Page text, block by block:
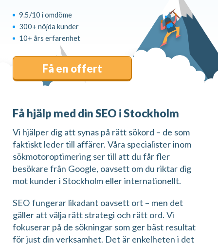
9.5/10 i omdöme
300+ nöjda kunder
10+ års erfarenhet
Få en offert
Få hjälp med din SEO i Stockholm
Vi hjälper dig att synas på rätt sökord – de som
faktiskt leder till affärer. Våra specialister inom
sökmotoroptimering ser till att du får fler
besökare från Google, oavsett om du riktar dig
mot kunder i Stockholm eller internationellt.
SEO fungerar likadant oavsett ort – men det
gäller att välja rätt strategi och rätt ord. Vi
fokuserar på de sökningar som ger bäst resultat
för just din verksamhet. Det är enkelheten i det